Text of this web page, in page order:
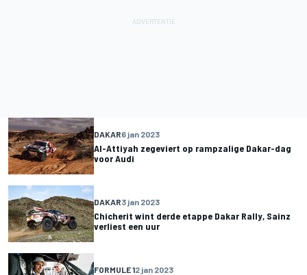
DAKAR6 jan 2023
Al-Attiyah zegeviert op rampzalige Dakar-dag
voor Audi
DAKAR3 jan 2023
Chicherit wint derde etappe Dakar Rally, Sainz
verliest een uur
FORMULE 12 jan 2023